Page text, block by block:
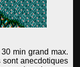
min grand max.
sont anecdotiques